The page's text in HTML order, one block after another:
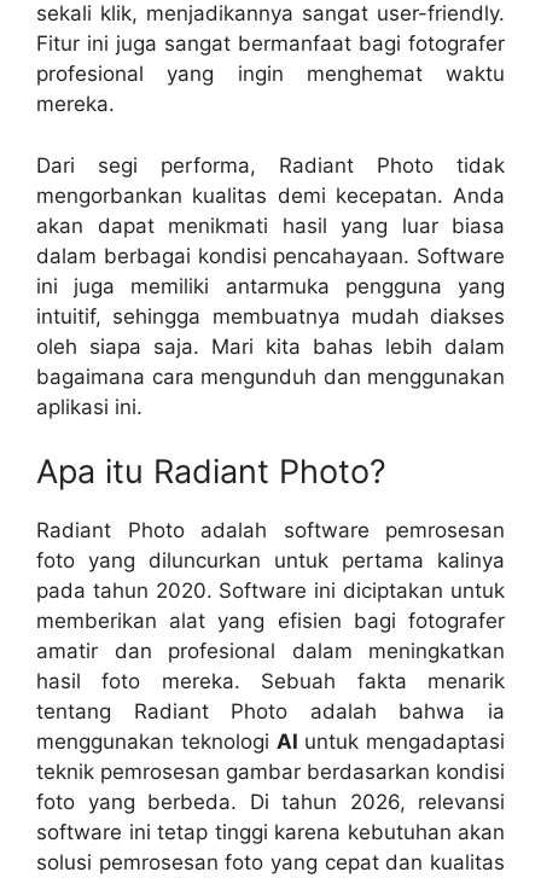
sekali klik, menjadikannya sangat user-friendly.
Fitur ini juga sangat bermanfaat bagi fotografer
profesional yang ingin menghemat waktu
mereka.
Dari segi performa, Radiant Photo tidak
mengorbankan kualitas demi kecepatan. Anda
akan dapat menikmati hasil yang luar biasa
dalam berbagai kondisi pencahayaan. Software
ini juga memiliki antarmuka pengguna yang
intuitif, sehingga membuatnya mudah diakses
oleh siapa saja. Mari kita bahas lebih dalam
bagaimana cara mengunduh dan menggunakan
aplikasi ini.
Apa itu Radiant Photo?
Radiant Photo adalah software pemrosesan
foto yang diluncurkan untuk pertama kalinya
pada tahun 2020. Software ini diciptakan untuk
memberikan alat yang efisien bagi fotografer
amatir dan profesional dalam meningkatkan
hasil foto mereka. Sebuah fakta menarik
tentang Radiant Photo adalah bahwa ia
menggunakan teknologi AI untuk mengadaptasi
teknik pemrosesan gambar berdasarkan kondisi
foto yang berbeda. Di tahun 2026, relevansi
software ini tetap tinggi karena kebutuhan akan
solusi pemrosesan foto yang cepat dan kualitas